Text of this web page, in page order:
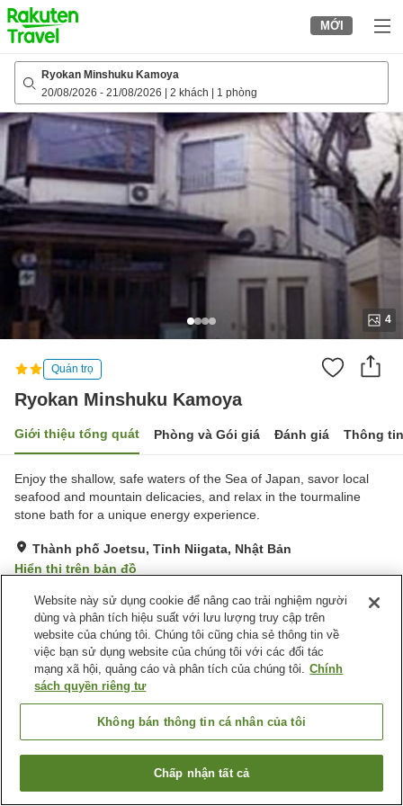
to
top
page
MỚI
Ryokan Minshuku Kamoya
20/08/2026 - 21/08/2026 2 khách 1 phòng
4
Quán trọ
Ryokan Minshuku Kamoya
Giới thiệu tổng quát Phòng và Gói giá Đánh giá Thông
Enjoy the shallow, safe waters of the Sea of Japan, savor local
seafood and mountain delicacies, and relax in the tourmaline
stone bath for a unique energy experience.
Thành phố Joetsu, Tỉnh Niigata, Nhật Bản
Hiển thị trên bản đồ
Rất tốt Đánh giá:30lượt
Tiện nghi chỗ nghỉ
Bãi đỗ xe
Nhà Tắm Công Cộng
Dịch Vụ Đưa Đón
Trang chủ Nhật Bản Tỉnh Niigata
Thành phố Joetsu
Ryokan Minshuku Kamoya
Tìm phòng trống
Website này sử dụng cookie để nâng cao trải nghiệm người
dùng và phân tích hiệu suất với lưu lượng truy cập trên
website của chúng tôi. Chúng tôi cũng chia sẻ thông tin về
việc bạn sử dụng website của chúng tôi với các đối tác
mạng xã hội, quảng cáo và phân tích của chúng tôi. Chính
sách quyền riêng tư
Không bán thông tin cá nhân của tôi
Chấp nhận tất cả